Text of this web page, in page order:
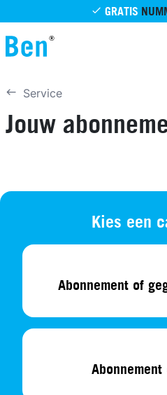
Overslaan en naar de
GRATIS
Service
Jouw
Kies een
Abonnement of
Abonnement